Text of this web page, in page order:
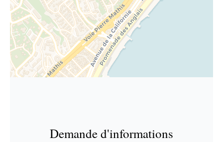
Demande d'informations